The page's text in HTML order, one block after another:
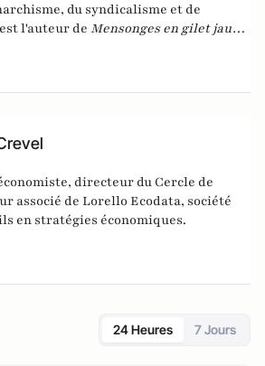
du syndicalisme et de
l'auteur de Mensonges en gilet jaune
et les bobards d'État font
éditeur) ou bien encore de
directeur du Cercle de
associé de Lorello Ecodata, société
en stratégies économiques.
24 Heures 7 Jours